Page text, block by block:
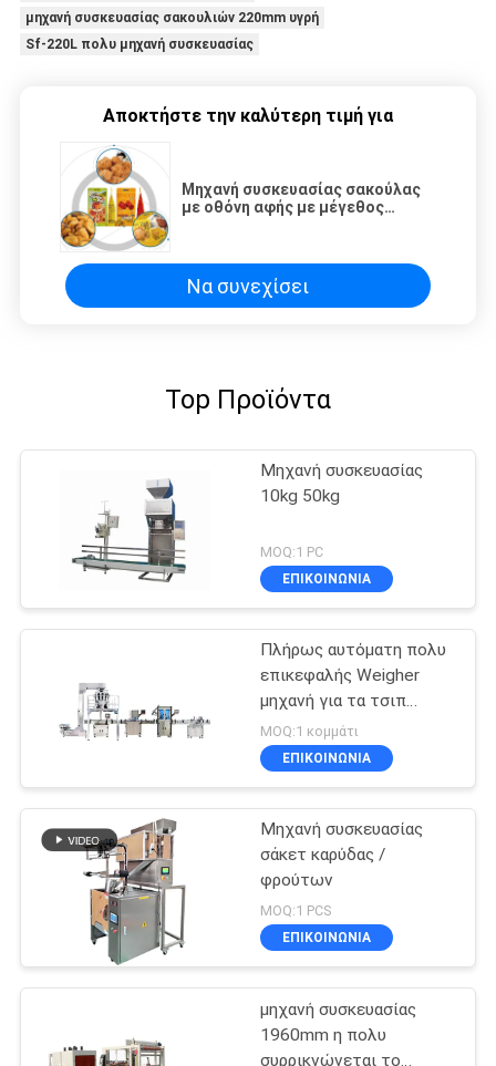
μηχανή συσκευασίας σακουλιών 220mm υγρή
Sf-220L πολυ μηχανή συσκευασίας
Αποκτήστε την καλύτερη τιμή για
Μηχανή συσκευασίας σακούλας
με οθόνη αφής με μέγεθος
Να συνεχίσει
Top Προϊόντα
Μηχανή συσκευασίας
10kg 50kg
MOQ:1 PC
ΕΠΙΚΟΙΝΩΝΙΑ
Πλήρως αυτόματη πολυ
επικεφαλής Weigher
μηχανή για τα τσιπ
μπανανών
MOQ:1 κομμάτι
ΕΠΙΚΟΙΝΩΝΙΑ
Μηχανή συσκευασίας
σάκετ καρύδας /
φρούτων
MOQ:1 PCS
ΕΠΙΚΟΙΝΩΝΙΑ
μηχανή συσκευασίας
1960mm η πολυ
συρρικνώνεται το